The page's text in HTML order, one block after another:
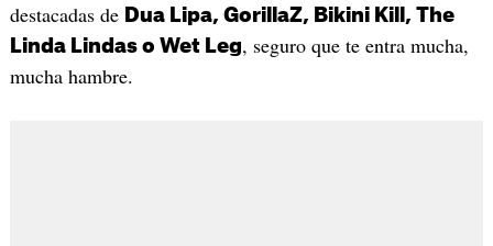
destacadas de Dua Lipa, GorillaZ, Bikini Kill, The
Linda Lindas o Wet Leg, seguro que te entra mucha,
mucha hambre.